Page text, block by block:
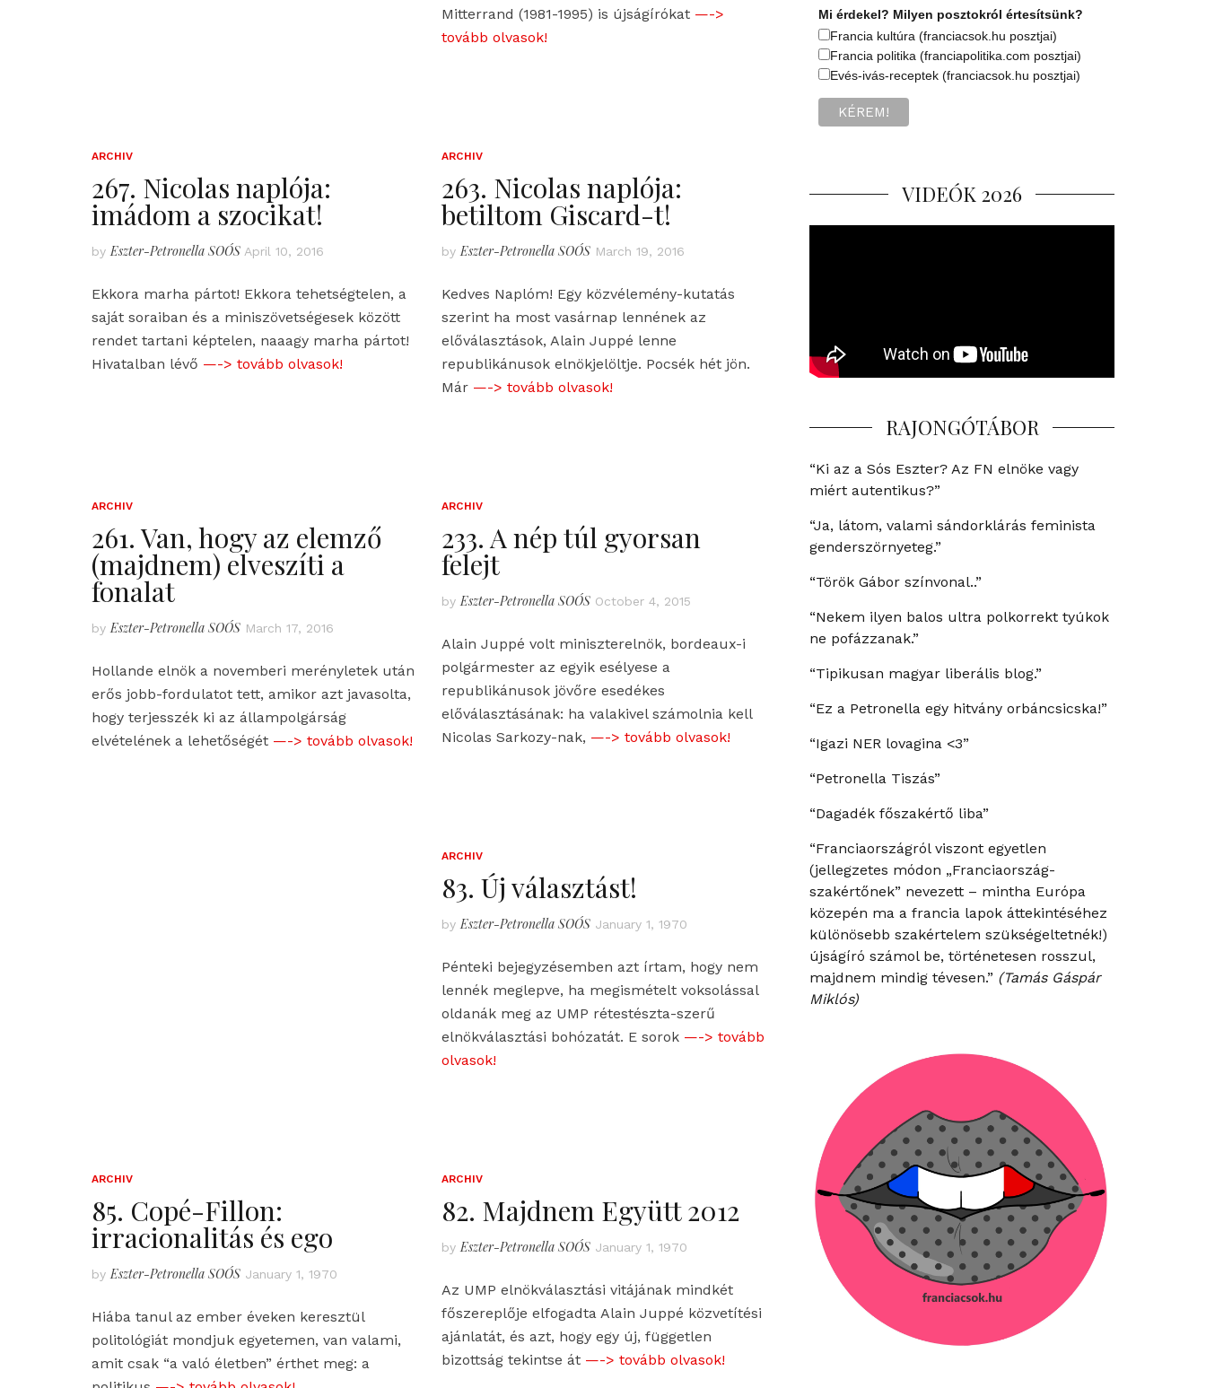
Mitterrand (1981-1995) is újságírókat —->
tovább olvasok!
ARCHIV
267. Nicolas naplója:
imádom a szocikat!
by Eszter-Petronella SOÓS April 10, 2016
Ekkora marha pártot! Ekkora tehetségtelen, a
saját soraiban és a miniszövetségesek között
rendet tartani képtelen, naaagy marha pártot!
Hivatalban lévő —-> tovább olvasok!
ARCHIV
263. Nicolas naplója:
betiltom Giscard-t!
by Eszter-Petronella SOÓS March 19, 2016
Kedves Naplóm! Egy közvélemény-kutatás
szerint ha most vasárnap lennének az
előválasztások, Alain Juppé lenne
republikánusok elnökjelöltje. Pocsék hét jön.
Már —-> tovább olvasok!
ARCHIV
261. Van, hogy az elemző
(majdnem) elveszíti a
fonalat
by Eszter-Petronella SOÓS March 17, 2016
Hollande elnök a novemberi merényletek után
erős jobb-fordulatot tett, amikor azt javasolta,
hogy terjesszék ki az állampolgárság
elvételének a lehetőségét —-> tovább olvasok!
ARCHIV
233. A nép túl gyorsan
felejt
by Eszter-Petronella SOÓS October 4, 2015
Alain Juppé volt miniszterelnök, bordeaux-i
polgármester az egyik esélyese a
republikánusok jövőre esedékes
előválasztásának: ha valakivel számolnia kell
Nicolas Sarkozy-nak, —-> tovább olvasok!
ARCHIV
83. Új választást!
by Eszter-Petronella SOÓS January 1, 1970
Pénteki bejegyzésemben azt írtam, hogy nem
lennék meglepve, ha megismételt voksolással
oldanák meg az UMP rétestészta-szerű
elnökválasztási bohózatát. E sorok —-> tovább
olvasok!
ARCHIV
85. Copé-Fillon:
irracionalitás és ego
by Eszter-Petronella SOÓS January 1, 1970
Hiába tanul az ember éveken keresztül
politológiát mondjuk egyetemen, van valami,
amit csak “a való életben” érthet meg: a
ARCHIV
82. Majdnem Együtt 2012
by Eszter-Petronella SOÓS January 1, 1970
Az UMP elnökválasztási vitájának mindkét
főszereplője elfogadta Alain Juppé közvetítési
ajánlatát, és azt, hogy egy új, független
bizottság tekintse át —-> tovább olvasok!
Mi érdekel? Milyen posztokról értesítsünk?
Francia kultúra (franciacsok.hu posztjai)
Francia politika (franciapolitika.com posztjai)
Evés-ivás-receptek (franciacsok.hu posztjai)
VIDEÓK 2026
RAJONGÓTÁBOR
“Ki az a Sós Eszter? Az FN elnöke vagy
miért autentikus?”
“Ja, látom, valami sándorklárás feminista
genderszörnyeteg.”
“Török Gábor színvonal..”
“Nekem ilyen balos ultra polkorrekt tyúkok
ne pofázzanak.”
“Tipikusan magyar liberális blog.”
“Ez a Petronella egy hitvány orbáncsicska!”
“Igazi NER lovagina <3”
“Petronella Tiszás”
“Dagadék főszakértő liba”
“Franciaországról viszont egyetlen
(jellegzetes módon „Franciaország-
szakértőnek” nevezett – mintha Európa
közepén ma a francia lapok áttekintéséhez
különösebb szakértelem szükségeltetnék!)
újságíró számol be, történetesen rosszul,
majdnem mindig tévesen.” (Tamás Gáspár
Miklós)